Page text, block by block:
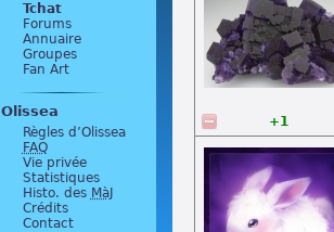
Tchat
Forums
Annuaire
Groupes
Fan Art
Olissea
Règles d’Olissea
FAQ
Vie privée
Statistiques
Histo. des MàJ
Crédits
Contact
+1